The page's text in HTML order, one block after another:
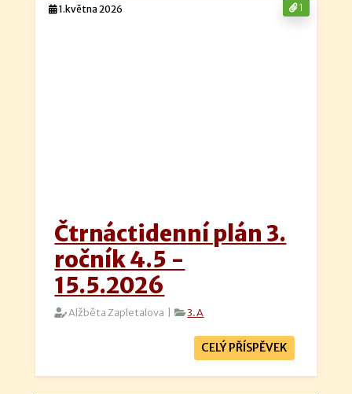
1
1.května 2026
Čtrnáctidenní plán 3.
ročník 4.5 -
15.5.2026
Alžběta Zapletalova | 3.A
CELÝ PŘÍSPĚVEK